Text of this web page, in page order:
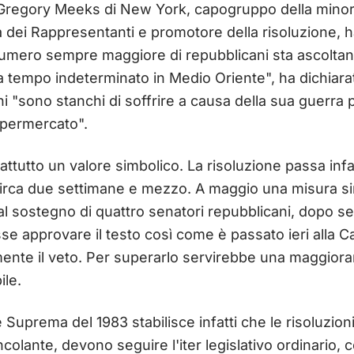
Meeks di New York, capogruppo della
dei Rappresentanti e promotore della risoluzione,
sempre maggiore di repubblicani sta
tempo indeterminato in Medio Oriente", ha
"sono stanchi di soffrire a causa della sua guerra
un valore simbolico. La risoluzione passa
due settimane e mezzo. A maggio una misura
sostegno di quattro senatori repubblicani, dopo
approvare il testo così come è passato ieri alla
il veto. Per superarlo servirebbe una
Suprema del 1983 stabilisce infatti che le
devono seguire l'iter legislativo ordinario,